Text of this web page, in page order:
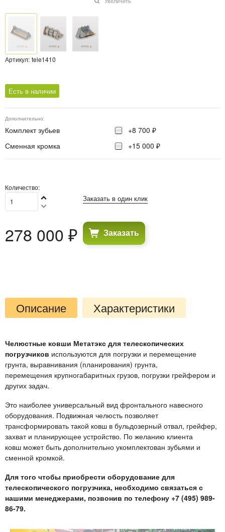
Артикул: tele1410
Есть в наличии
Дополнительно:
Комплект зубьев
+8 700 ₽
Сменная кромка
+15 000 ₽
Количество:
278 000 ₽
Заказать в один клик
Заказать
Описание Характеристики
Челюстные ковши Метатэкс для телескопических
погрузчиков используются для погрузки и перемещение
грунта, выравнивания (планирования) грунта,
перемещения крупногабаритных грузов, погрузки грейфером и
других задач.
Это наиболее универсальный вид фронтального навесного
оборудования. Подвижная челюсть позволяет
трансформировать такой ковш в бульдозерный отвал, грейфер,
захват и планирующее устройство. По желанию клиента
ковш может быть дополнительно укомплектован зубьями и
сменной кромкой.
Для того чтобы приобрести оборудование для
телескопического погрузчика, необходимо связаться с
нашими менеджерами, позвонив по телефону +7 (495) 989-
86-79.